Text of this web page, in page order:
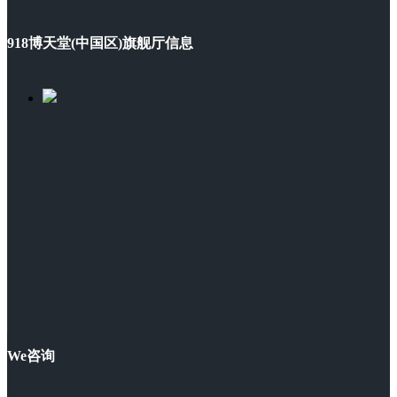
918博天堂(中国区)旗舰厅信息
We咨询